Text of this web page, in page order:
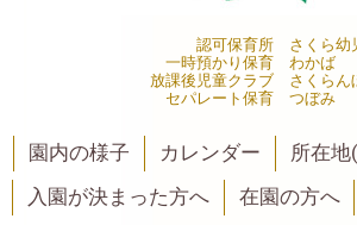
認可保育所 さくら幼
一時預かり保育 わかば
放課後児童クラブ さくらん
セパレート保育 つぼみ
園内の様子 カレンダー 所在
入園が決まった方へ
在園の方へ